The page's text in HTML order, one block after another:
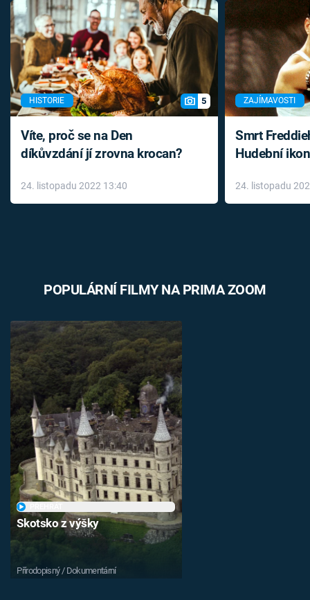
HISTORIE 5
Víte, proč se na Den
díkůvzdání jí zrovna krocan?
24. listopadu 2022 13:40
ZAJÍMAVOSTI
Smrt
Hudební
léky
24. listopadu
POPULÁRNÍ FILMY NA PRIMA ZOOM
Skotsko z výšky
Přírodopisný / Dokumentární